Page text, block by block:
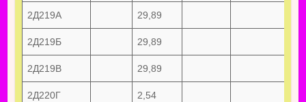
2Д219А 29,89
2Д219Б 29,89
2Д219В 29,89
2Д220Г 2,54